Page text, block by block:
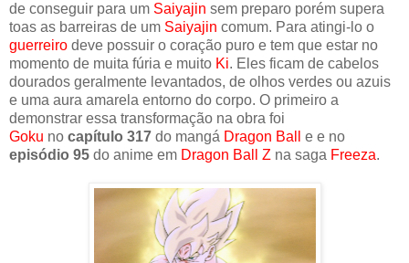
de conseguir para um Saiyajin sem preparo porém supera
toas as barreiras de um Saiyajin comum. Para atingi-lo o
guerreiro deve possuir o coração puro e tem que estar no
momento de muita fúria e muito Ki. Eles ficam de cabelos
dourados geralmente levantados, de olhos verdes ou azuis
e uma aura amarela entorno do corpo. O primeiro a
demonstrar essa transformação na obra foi
Goku no capítulo 317 do mangá Dragon Ball
e e no
episódio 95 do anime em Dragon Ball Z na saga Freeza.